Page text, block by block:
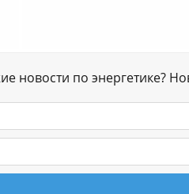
новости по энергетике?